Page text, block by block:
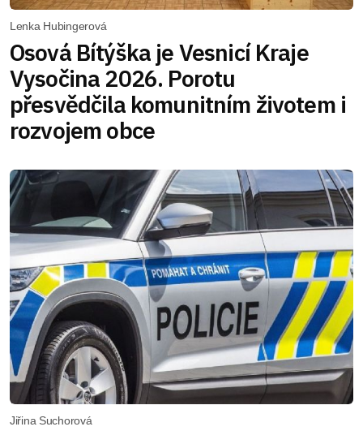
Lenka Hubingerová
Osová Bítýška je Vesnicí Kraje
Vysočina 2026. Porotu
přesvědčila komunitním životem i
rozvojem obce
Jiřina Suchorová